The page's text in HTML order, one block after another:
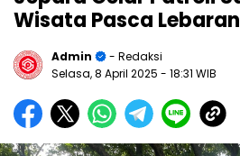
Wisata Pasca Lebaran
Admin
- Redaksi
Selasa, 8 April 2025 - 18:31 WIB